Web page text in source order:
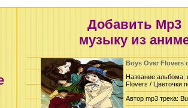
Добавить Mp3
музыку из
Boys Over Flovers
Название альбома: из
Flovers / Цветочки по...
Автор mp3 трека: